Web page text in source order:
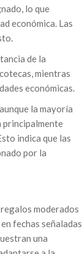
lo que
económica. Las
de la
mientras
económicas.
la mayoría
principalmente
indica que las
por la
moderados
fechas señaladas,
una